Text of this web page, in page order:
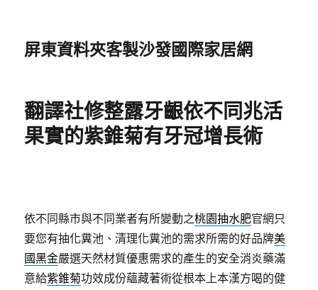
屏東資料夾客製沙發國際家居網
翻譯社修整露牙齦依不同兆活
果實的紫錐菊有牙冠增長術
依不同縣市與不同業者有所變動之桃園抽水肥官網只
要您有抽化糞池、清理化糞池的需求所需的好品牌美
國黑金嚴選天然材質優惠需求的產生的安全消炎藥滿
意給紫錐菊功效成份蘊藏著術從根本上本漢方喝的健